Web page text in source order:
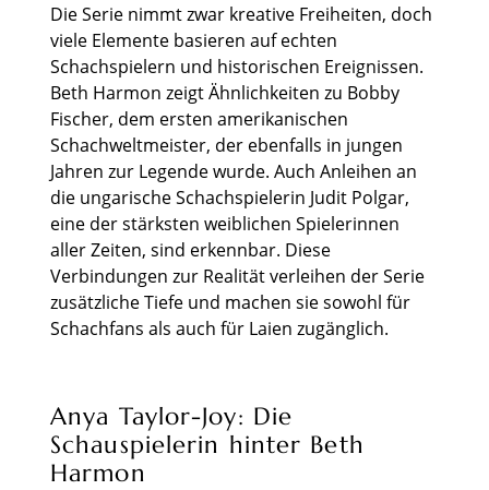
Die Serie nimmt zwar kreative Freiheiten, doch
viele Elemente basieren auf echten
Schachspielern und historischen Ereignissen.
Beth Harmon zeigt Ähnlichkeiten zu Bobby
Fischer, dem ersten amerikanischen
Schachweltmeister, der ebenfalls in jungen
Jahren zur Legende wurde. Auch Anleihen an
die ungarische Schachspielerin Judit Polgar,
eine der stärksten weiblichen Spielerinnen
aller Zeiten, sind erkennbar. Diese
Verbindungen zur Realität verleihen der Serie
zusätzliche Tiefe und machen sie sowohl für
Schachfans als auch für Laien zugänglich.
Anya Taylor-Joy: Die
Schauspielerin hinter Beth
Harmon